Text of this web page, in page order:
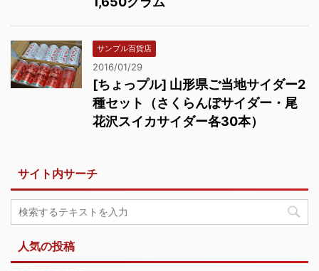
サンプル百貨店
2016/01/29
[ちょっプル] 山形県ご当地サイダー2
種セット（さくらんぼサイダー・尾
花沢スイカサイダー各30本）
サイト内サーチ
人気の投稿